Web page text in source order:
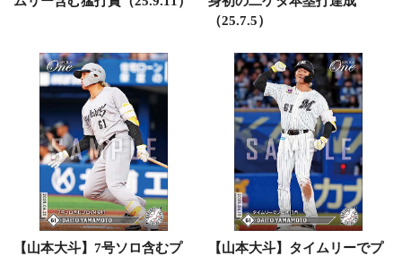
（25.7.5）
【山本大斗】7号ソロ含むプ
【山本大斗】タイムリーでプ